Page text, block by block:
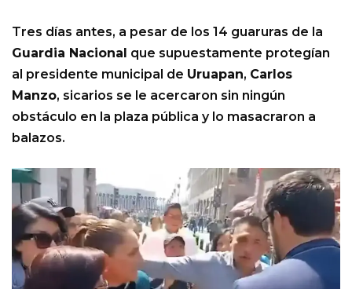
Tres días antes, a pesar de los 14 guaruras de la
Guardia Nacional que supuestamente protegían
al presidente municipal de Uruapan, Carlos
Manzo, sicarios se le acercaron sin ningún
obstáculo en la plaza pública y lo masacraron a
balazos.